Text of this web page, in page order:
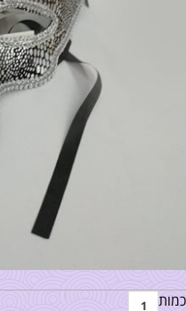
כמות